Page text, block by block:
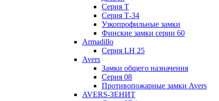
Серия Т
Серия Т-34
Узкопрофильные замки
Финские замки серии 60
Armadillo
Серия LH 25
Avers
Замки общего назначения
Серия 08
Противопожарные замки Avers
AVERS-ЗЕНИТ